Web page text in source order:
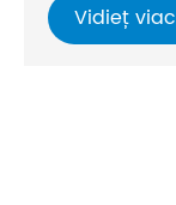
Vidieť viac